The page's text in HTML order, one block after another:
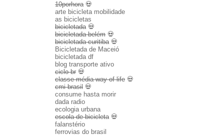
10porhora💀
arte bicicleta mobilidade
as bicicletas
bicicletada💀
bicicletada belém 💀
bicicletada curitiba💀
Bicicletada de Maceió
bicicletada df
blog transporte ativo
ciclo br 💀
classe média way of life 💀
cmi brasil 💀
consume hasta morir
dada radio
ecologia urbana
escola de bicicleta💀
falanstério
ferrovias do brasil